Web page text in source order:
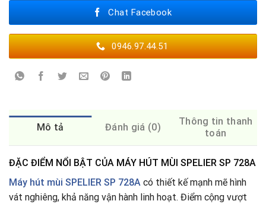
Chat Facebook
0946.97.44.51
Mô tả Đánh giá (0)
Thông tin thanh
toán
ĐẶC ĐIỂM NỔI BẬT CỦA MÁY HÚT MÙI SPELIER SP 728A
Máy hút mùi SPELIER SP 728A có thiết kế mạnh mẽ hình
vát nghiêng, khả năng vận hành linh hoạt. Điểm cộng vượt